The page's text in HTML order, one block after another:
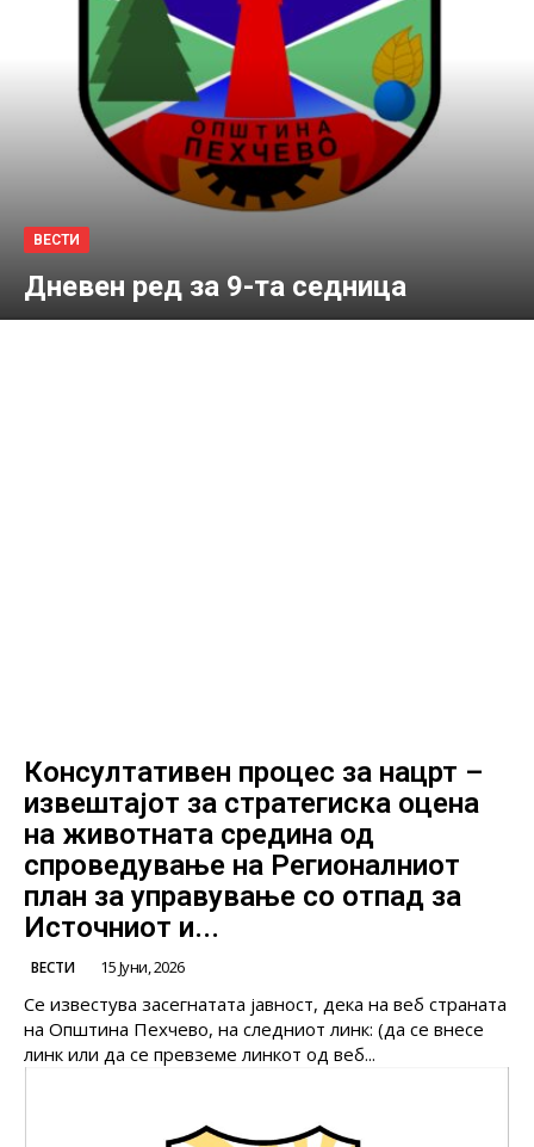
ВЕСТИ
Дневен ред за 9-та седница
Консултативен процес за нацрт –
извештајот за стратегиска оцена
на животната средина од
спроведување на Регионалниот
план за управување со отпад за
Источниот и...
ВЕСТИ 15 Јуни, 2026
Се известува засегнатата јавност, дека на веб страната
на Општина Пехчево, на следниот линк: (да се внесе
линк или да се превземе линкот од веб...